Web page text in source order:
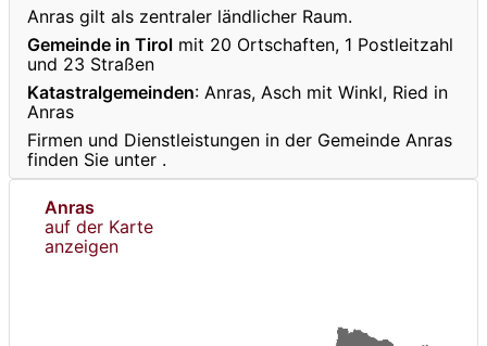
Anras gilt als zentraler ländlicher Raum.
Gemeinde in Tirol mit 20 Ortschaften, 1 Postleitzahl
und 23 Straßen
Katastralgemeinden: Anras, Asch mit Winkl, Ried in
Anras
Firmen und Dienstleistungen in der Gemeinde Anras
finden Sie unter .
Anras
auf der Karte
anzeigen